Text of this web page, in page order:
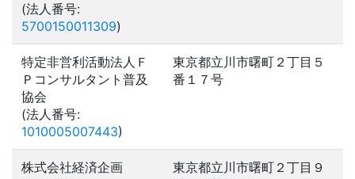
(法人番号:
5700150011309)
特定非営利活動法人Ｆ
Ｐコンサルタント普及
協会
(法人番号:
1010005007443)
東京都立川市曙町２丁目５
番１７号
株式会社経済企画
東京都立川市曙町２丁目９